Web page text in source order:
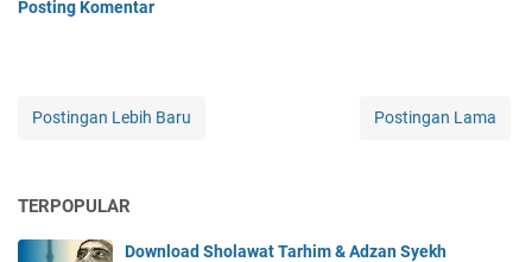
Posting Komentar
Postingan Lebih Baru Postingan Lama
TERPOPULAR
Download Sholawat Tarhim & Adzan Syekh